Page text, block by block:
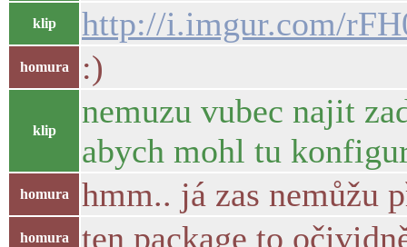
klip http://i.imgur.com/
homura :)
klip
nemuzu vubec najit
abych mohl tu
homura hmm.. já zas nemůžu
homura ten package to